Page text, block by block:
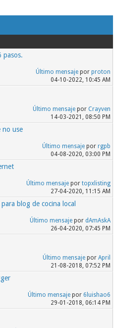
pasos.
Último mensajepor proton
04-10-2022, 10:45 AM
Último mensajepor Crayven
14-03-2021, 08:50 PM
no use
Último mensajepor rgpb
04-08-2020, 03:00 PM
Último mensajepor topxlisting
27-04-2020, 11:15 AM
blog de cocina local
Último mensajepor dAmAskA
26-04-2020, 07:45 PM
Último mensajepor April
21-08-2018, 07:52 PM
Último mensajepor 6luishao6
29-01-2018, 06:14 PM